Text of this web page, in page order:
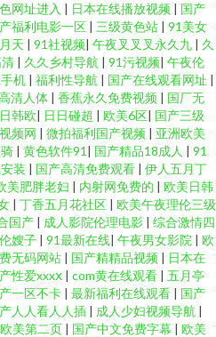
网址进入 | 日本在线播放视频 | 国产
福利电影一区 | 三级黄色站 | 91美女
天 | 91社视频| 午夜叉叉叉永久九 | 久
| 久久乡村导航 | 91污视频| 午夜伦
机 | 福利性导航 | 国产在线观看网址 |
清人体 | 香蕉永久免费视频 | 国厂无
韩欧| 日日碰超 | 欧美6区| 国产三级
频网 | 微拍福利国产视频 | 亚洲欧美
| 黄色软件91 | 国产精品18成人 | 91
装 | 国产高清免费观看 | 伊人五月丁
美肥胖老妇 | 内射网免费的 | 欧美日韩
| 丁香五月花社区 | 欧美午夜理伦三级
国产 | 成人影院伦理电影 | 综合激情四
嫂子 | 91最新在线| 午夜男女影院 | 欧
无码网站 | 国产精精品视频 | 日本在
性爱xxxⅹ | com黄在线观看 | 五月亭
一区不卡 | 最新福利在线观看 | 国产
人人看人人插 | 成人少妇视频导航 |
欧美第二页 | 国产中文免费字幕 | 欧美